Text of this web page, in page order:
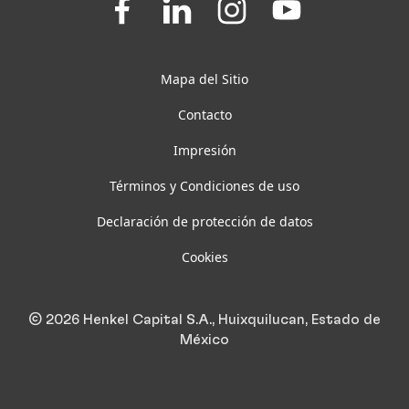
on
on
us
Mapa del Sitio
Contacto
Impresión
Términos y Condiciones de uso
Declaración de protección de datos
Cookies
© 2026 Henkel Capital S.A., Huixquilucan, Estado de
México